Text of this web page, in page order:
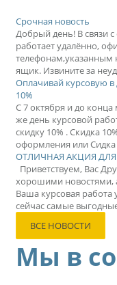
Срочная новость
Добрый день! В связи
работает удалённо,
телефонам,указанным
ящик. Извините за
Оплачивай курсовую
10%
С 7 октября и до
же день курсовой
скидку 10% . Скидка
оформления или
ОТЛИЧНАЯ АКЦИЯ
Приветствуем, Вас
хорошими новостями,
Ваша курсовая работа
сейчас самые
ВСЕ НОВОСТИ
Мы в